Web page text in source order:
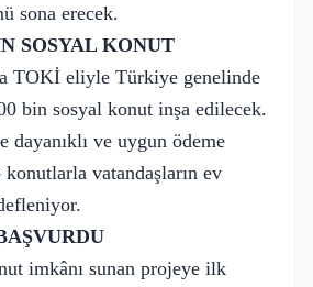
sona erecek.
SOSYAL KONUT
TOKİ eliyle Türkiye genelinde
bin sosyal konut inşa edilecek.
dayanıklı ve uygun ödeme
konutlarla vatandaşların ev
imkânı sunan projeye ilk